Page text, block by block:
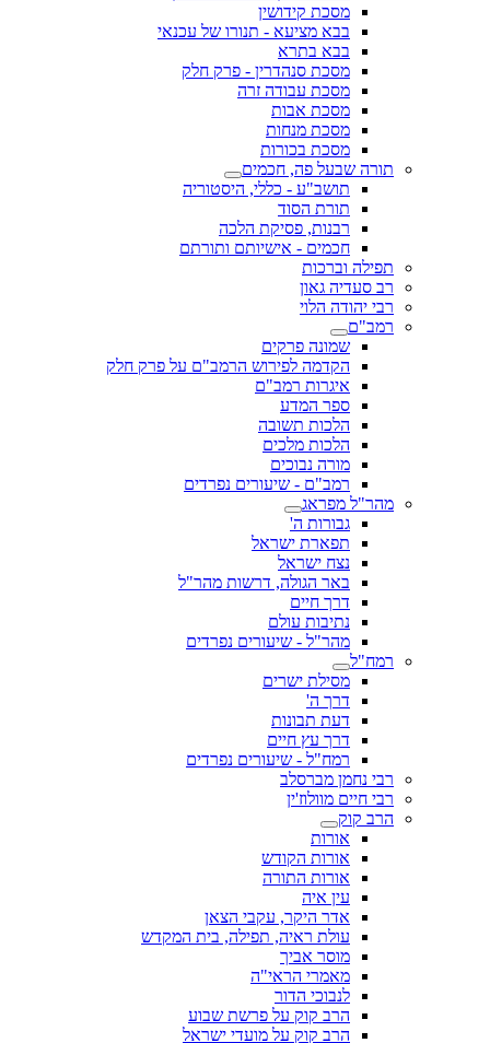
מסכת קידושין
בבא מציעא - תנורו של עכנאי
בבא בתרא
מסכת סנהדרין - פרק חלק
מסכת עבודה זרה
מסכת אבות
מסכת מנחות
מסכת בכורות
תורה שבעל פה, חכמים
תושב"ע - כללי, היסטוריה
תורת הסוד
רבנות, פסיקת הלכה
חכמים - אישיותם ותורתם
תפילה וברכות
רב סעדיה גאון
רבי יהודה הלוי
רמב"ם
שמונה פרקים
הקדמה לפירוש הרמב"ם על פרק חלק
איגרות רמב"ם
ספר המדע
הלכות תשובה
הלכות מלכים
מורה נבוכים
רמב"ם - שיעורים נפרדים
מהר"ל מפראג
גבורות ה'
תפארת ישראל
נצח ישראל
באר הגולה, דרשות מהר"ל
דרך חיים
נתיבות עולם
מהר"ל - שיעורים נפרדים
רמח"ל
מסילת ישרים
דרך ה'
דעת תבונות
דרך עץ חיים
רמח"ל - שיעורים נפרדים
רבי נחמן מברסלב
רבי חיים מוולוז'ין
הרב קוק
אורות
אורות הקודש
אורות התורה
עין איה
אדר היקר, עקבי הצאן
עולת ראיה, תפילה, בית המקדש
מוסר אביך
מאמרי הראי"ה
לנבוכי הדור
הרב קוק על פרשת שבוע
הרב קוק על מועדי ישראל